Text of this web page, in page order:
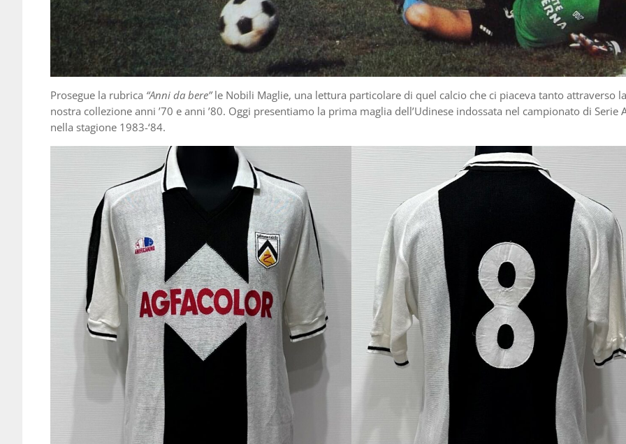
Prosegue la rubrica “Anni da bere”le Nobili Maglie, una lettura particolare di quel calcio che ci piaceva tanto attraverso la
nostra collezione anni ’70 e anni ’80. Oggi presentiamo la prima maglia dell’Udinese indossata nel campionato di Serie
nella stagione 1983-‘84.